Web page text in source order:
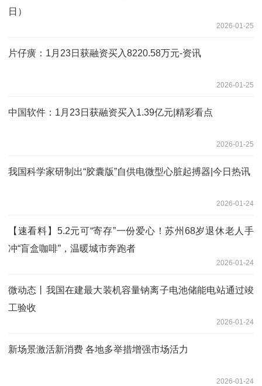
日）
2026-01-25
片仔癀：1月23日获融资买入8220.58万元-资讯
2026-01-25
中国软件：1月23日获融资买入1.39亿元|精彩看点
2026-01-25
我国科学家研制出“胶囊版”自供电微型心脏起搏器|今日热讯
2026-01-24
【速看料】5.2元可“寄存”一份爱心！苏州68岁退休老人手
冲“盲盒咖啡”，温暖城市奔跑者
2026-01-24
微动态丨我国在建最大装机容量钠离子电池储能电站通过竣
工验收
2026-01-24
新场景激活新消费 各地多举措增强市场活力
2026-01-24